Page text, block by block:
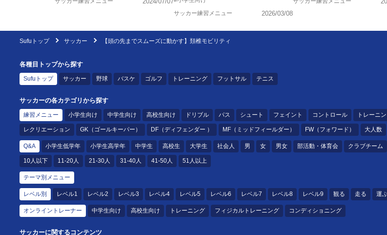
サッカー練習メニュー
2026/03/08
Sufuトップ サッカー 【頭の先までスムーズに動かす】頚椎モビリティ
各種目トップから探す
Sufuトップ サッカー 野球 バスケ ゴルフ トレーニング フットサル テニス
サッカーの各カテゴリから探す
練習メニュー 小学生向け 中学生向け 高校生向け ドリブル パス シュート フェイント コントロール トレーニ
レクリエーション GK（ゴールキーパー） DF（ディフェンダー ） MF（ミッドフィールダー） FW（フォワード） 大人数
Q&A 小学生低学年 小学生高学年 中学生 高校生 大学生 社会人 男 女 男女 部活動・体育会 クラブチーム
10人以下 11-20人 21-30人 31-40人 41-50人 51人以上
テーマ別メニュー
レベル別 レベル1 レベル2 レベル3 レベル4 レベル5 レベル6 レベル7 レベル8 レベル9 観る 走る 運
オンライントレーナー 中学生向け 高校生向け トレーニング フィジカルトレーニング コンディショニング
サッカーに関するコンテンツ